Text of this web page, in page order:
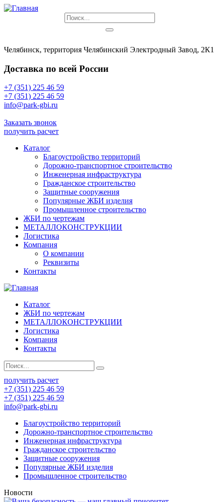
Челябинск, территория Челябинский Электродный Завод, 2К1
Доставка по всей России
+7 (351) 225 46 59
+7 (351) 225 46 59
info@park-gbi.ru
Заказать звонок
получить расчет
Каталог
Благоустройство территорий
Дорожно-транспортное строительство
Инженерная инфраструктура
Гражданское строительство
Защитные сооружения
Популярные ЖБИ изделия
Промышленное строительство
ЖБИ по чертежам
МЕТАЛЛОКОНСТРУКЦИИ
Логистика
Компания
О компании
Реквизиты
Контакты
Каталог
ЖБИ по чертежам
МЕТАЛЛОКОНСТРУКЦИИ
Логистика
Компания
Контакты
получить расчет
+7 (351) 225 46 59
+7 (351) 225 46 59
info@park-gbi.ru
Благоустройство территорий
Дорожно-транспортное строительство
Инженерная инфраструктура
Гражданское строительство
Защитные сооружения
Популярные ЖБИ изделия
Промышленное строительство
Новости